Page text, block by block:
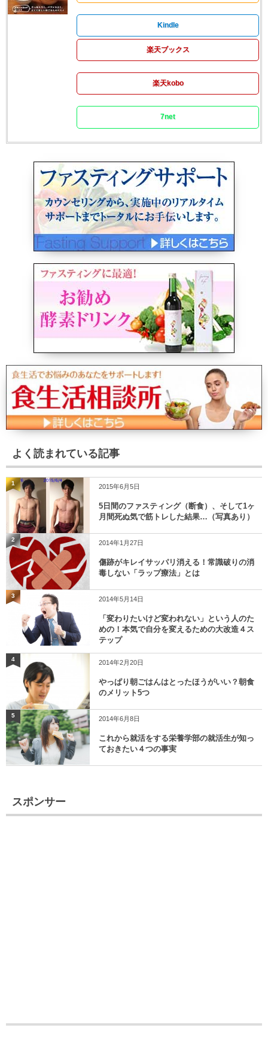
Kindle
楽天ブックス
楽天kobo
7net
よく読まれている記事
1 2015年6月5日
5日間のファスティング（断食）、そして1ヶ
月間死ぬ気で筋トレした結果…（写真あり）
2 2014年1月27日
傷跡がキレイサッパリ消える！常識破りの消
毒しない「ラップ療法」とは
3 2014年5月14日
「変わりたいけど変われない」という人のた
めの！本気で自分を変えるための大改造４ス
テップ
4 2014年2月20日
やっぱり朝ごはんはとったほうがいい？朝食
のメリット5つ
5 2014年6月8日
これから就活をする栄養学部の就活生が知っ
ておきたい４つの事実
スポンサー